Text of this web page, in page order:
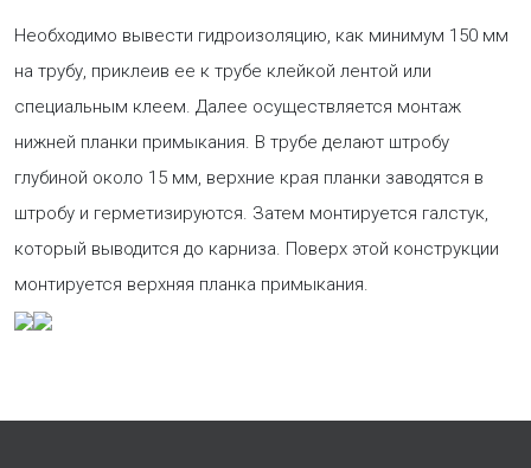
Необходимо вывести гидроизоляцию, как минимум 150 мм
на трубу, приклеив ее к трубе клейкой лентой или
специальным клеем. Далее осуществляется монтаж
нижней планки примыкания. В трубе делают штробу
глубиной около 15 мм, верхние края планки заводятся в
штробу и герметизируются. Затем монтируется галстук,
который выводится до карниза. Поверх этой конструкции
монтируется верхняя планка примыкания.